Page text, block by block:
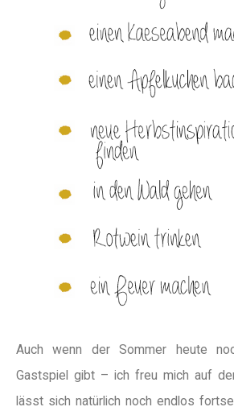
Auch wenn der Sommer heute
Gastspiel gibt – ich freu mich auf
lässt sich natürlich noch endlos